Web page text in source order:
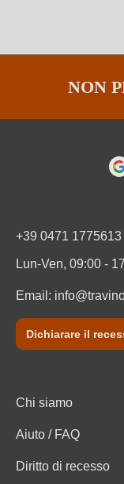
NON
+39 0471 1775613
Lun-Ven, 09:00 -
Email:
Dichiarare il
Chi siamo
Aiuto / FAQ
Diritto di recesso